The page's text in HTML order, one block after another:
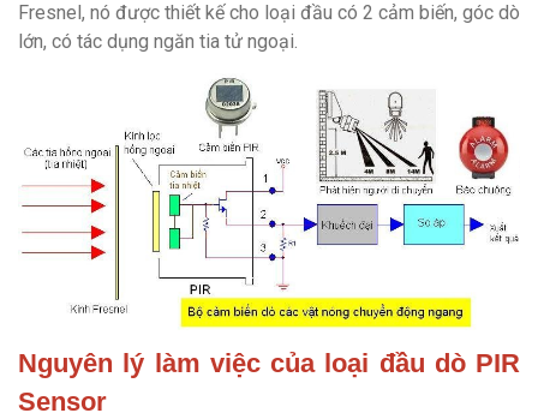
Fresnel, nó được thiết kế cho loại đầu có 2 cảm biến, góc dò
lớn, có tác dụng ngăn tia tử ngoại.
Nguyên lý làm việc của loại đầu dò PIR
Sensor